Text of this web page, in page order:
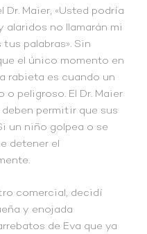
Dr. Maier, «Usted podría
alaridos no llamarán mi
palabras». Sin
el único momento en
rabieta es cuando un
peligroso. El Dr. Maier
permitir que sus
un niño golpea o se
detener el
comercial, decidí
y enojada
de Eva que ya